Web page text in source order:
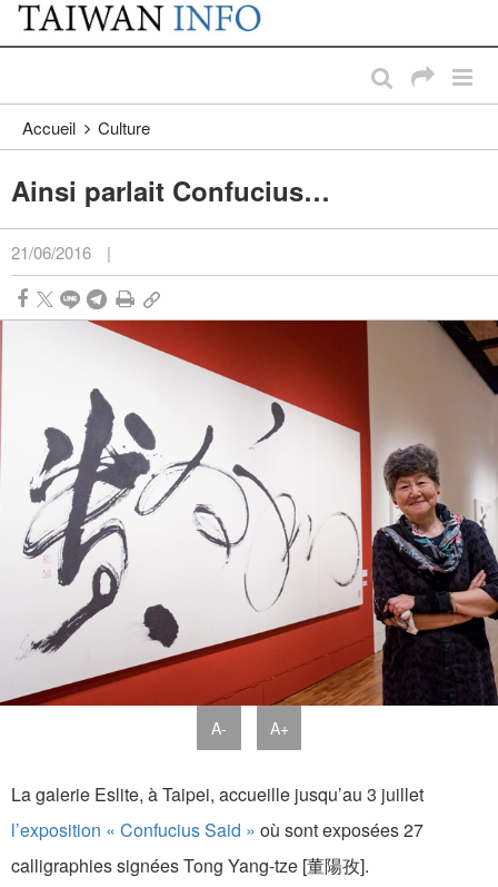
Passer au contenu principal
:::
Accueil Culture
Ainsi parlait Confucius…
21/06/2016 |
A- A+
La galerie Eslite, à Taipei, accueille jusqu’au 3 juillet
l’exposition « Confucius Said » où sont exposées 27
calligraphies signées Tong Yang-tze [董陽孜].